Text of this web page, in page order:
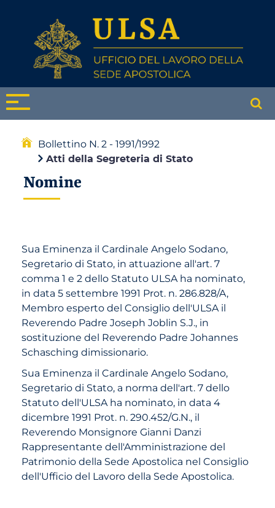
Bollettino N. 2 - 1991/1992
Atti della Segreteria di Stato
Nomine
Sua Eminenza il Cardinale Angelo Sodano,
Segretario di Stato, in attuazione all'art. 7
comma 1 e 2 dello Statuto ULSA ha nominato,
in data 5 settembre 1991 Prot. n. 286.828/A,
Membro esperto del Consiglio dell'ULSA il
Reverendo Padre Joseph Joblin S.J., in
sostituzione del Reverendo Padre Johannes
Schasching dimissionario.
Sua Eminenza il Cardinale Angelo Sodano,
Segretario di Stato, a norma dell'art. 7 dello
Statuto dell'ULSA ha nominato, in data 4
dicembre 1991 Prot. n. 290.452/G.N., il
Reverendo Monsignore Gianni Danzi
Rappresentante dell'Amministrazione del
Patrimonio della Sede Apostolica nel Consiglio
dell'Ufficio del Lavoro della Sede Apostolica.